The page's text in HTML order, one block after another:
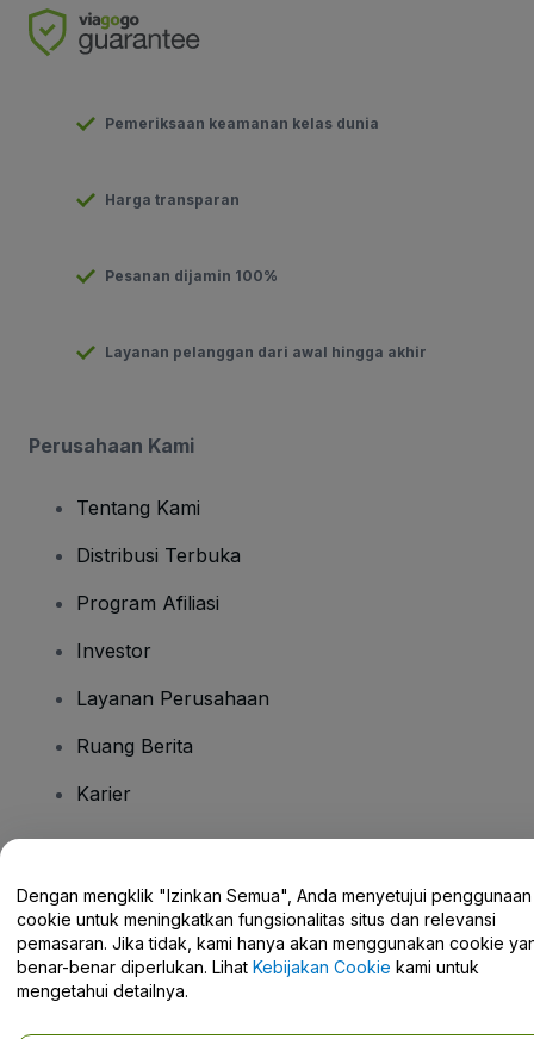
Pemeriksaan keamanan kelas dunia
Harga transparan
Pesanan dijamin 100%
Layanan pelanggan dari awal hingga akhir
Perusahaan Kami
Tentang Kami
Distribusi Terbuka
Program Afiliasi
Investor
Layanan Perusahaan
Ruang Berita
Karier
Pusat Bantuan / Hubungi Kami
Dengan mengklik "Izinkan Semua", Anda menyetujui penggunaan
cookie untuk meningkatkan fungsionalitas situs dan relevansi
pemasaran. Jika tidak, kami hanya akan menggunakan cookie
benar-benar diperlukan. Lihat Kebijakan Cookie kami untuk
mengetahui detailnya.